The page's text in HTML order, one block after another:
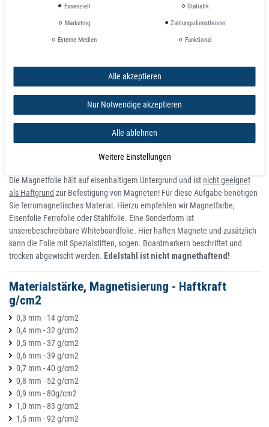
Lagerbeschriftung
Häufig wechselnde Warn- und Hinweisschilder
Werbeschilder
Displaybau, Dekorationsmittel
einer geraden Auflagefläche.
Die Magnetfolie hält auf eisenhaltigem Untergrund und ist nicht geeignet
als Haftgrund zur Befestigung von Magneten! Für diese Aufgabe benötigen
Sie ferromagnetisches Material. Hierzu empfehlen wir Magnetfarbe,
Eisenfolie Ferrofolie oder Stahlfolie. Eine Sonderform ist
unserebeschreibbare Whiteboardfolie. Hier haften Magnete und zusätzlich
kann die Folie mit Spezialstiften, sogen. Boardmarkern beschriftet und
trocken abgewischt werden. Edelstahl ist nicht magnethaftend!
Materialstärke, Magnetisierung - Haftkraft
g/cm2
0,3 mm - 14 g/cm2
0,4 mm - 32 g/cm2
0,5 mm - 37 g/cm2
0,6 mm - 39 g/cm2
0,7 mm - 40 g/cm2
0,8 mm - 52 g/cm2
0,9 mm - 80g/cm2
1,0 mm - 83 g/cm2
1,5 mm - 92 g/cm2
Essenziell Statistik
Marketing Zahlungsdienstleister
Externe Medien Funktional
Alle akzeptieren
Nur Notwendige akzeptieren
Alle ablehnen
Weitere Einstellungen